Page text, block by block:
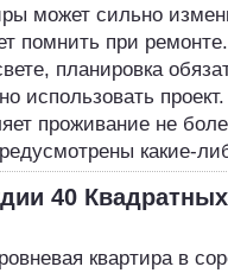
может сильно
помнить при
планировка
использовать
проживание не
какие-
40
квартира в